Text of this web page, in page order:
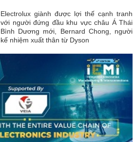
Electrolux giành được lợi thế cạnh tranh
với người đứng đầu khu vực châu Á Thái
Bình Dương mới, Bernard Chong, người
kế nhiệm xuất thân từ Dyson